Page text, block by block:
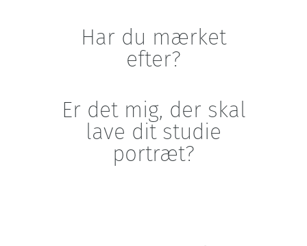
Har du mærket
efter?
Er det mig, der skal
lave dit studie
portræt?